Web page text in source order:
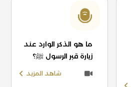
ما هو الذكر الوارد عند
زيارة قبر الرسول ﷺ؟
شاهد المزيد